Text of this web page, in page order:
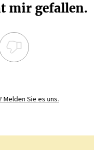
mir gefallen.
Melden Sie es uns.